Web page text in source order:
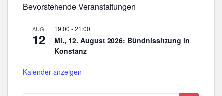
Bevorstehende Veranstaltungen
AUG.
12
19:00 -21:00
Mi., 12. August 2026: Bündnissitzung in
Konstanz
Kalender anzeigen